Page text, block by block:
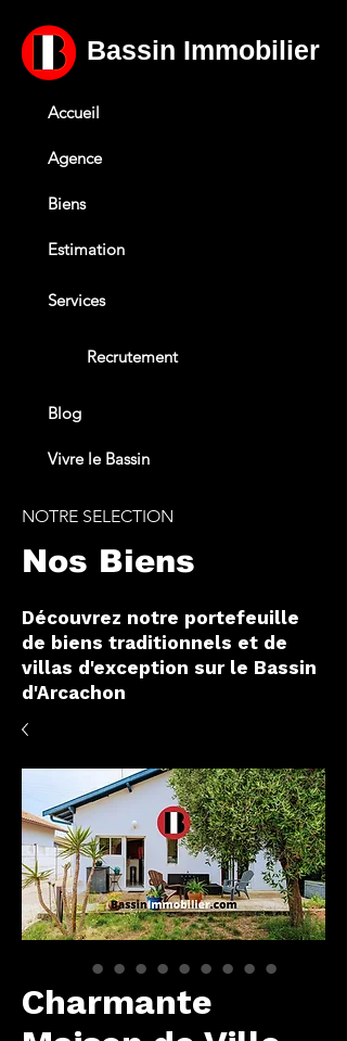
Bassin Immobilier
Accueil
Agence
Biens
Estimation
Services
Recrutement
Blog
Vivre le Bassin
NOTRE SELECTION
Nos Biens
Découvrez notre portefeuille
de biens traditionnels et de
villas d'exception sur le Bassin
d'Arcachon
Charmante